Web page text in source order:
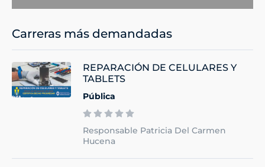
Carreras más demandadas
REPARACIÓN DE CELULARES Y
TABLETS
Pública
Responsable Patricia Del Carmen
Hucena